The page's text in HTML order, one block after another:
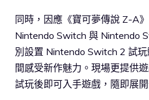
同時，因應《寶可夢傳說 Z-A
Nintendo Switch 與 Nintendo
別設置 Nintendo Switch 2 試
間感受新作魅力。現場更提供
試玩後即可入手遊戲，隨即展